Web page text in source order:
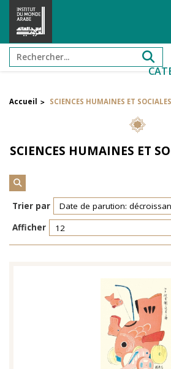
Filtrer par attribut
Réinitialiser les filtres
TENTER L'ART POUR SOIGNER
Accueil > SCIENCES HUMAINES ET
SCIENCES HUMAINES ET
Trier par
Afficher